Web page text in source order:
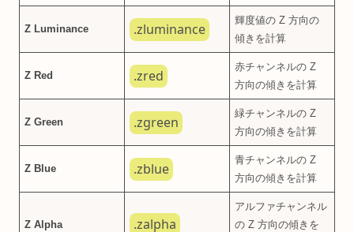
Z Luminance .zluminance
輝度値の Z 方向の
傾きを計算
Z Red .zred
赤チャンネルの Z
方向の傾きを計算
Z Green .zgreen
緑チャンネルの Z
方向の傾きを計算
Z Blue .zblue
青チャンネルの Z
方向の傾きを計算
Z Alpha .zalpha
アルファチャンネル
の Z 方向の傾きを